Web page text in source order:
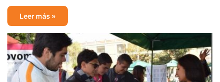
Leer más »